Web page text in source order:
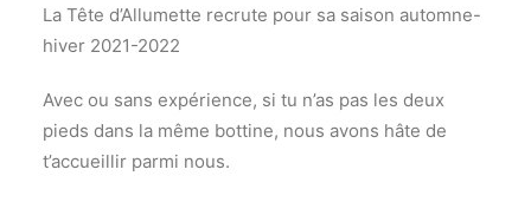
La Tête d’Allumette recrute pour sa saison automne-
hiver 2021-2022
Avec ou sans expérience, si tu n’as pas les deux
pieds dans la même bottine, nous avons hâte de
t’accueillir parmi nous.